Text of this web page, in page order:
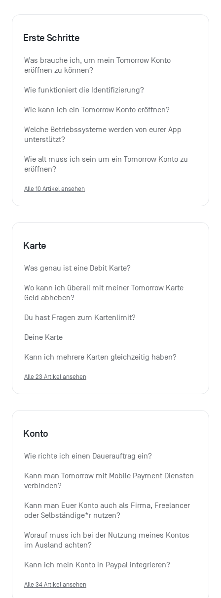
Erste Schritte
Was brauche ich, um mein Tomorrow Konto
eröffnen zu können?
Wie funktioniert die Identifizierung?
Wie kann ich ein Tomorrow Konto eröffnen?
Welche Betriebssysteme werden von eurer App
unterstützt?
Wie alt muss ich sein um ein Tomorrow Konto zu
eröffnen?
Alle 10 Artikel ansehen
Karte
Was genau ist eine Debit Karte?
Wo kann ich überall mit meiner Tomorrow Karte
Geld abheben?
Du hast Fragen zum Kartenlimit?
Deine Karte
Kann ich mehrere Karten gleichzeitig haben?
Alle 23 Artikel ansehen
Konto
Wie richte ich einen Dauerauftrag ein?
Kann man Tomorrow mit Mobile Payment Diensten
verbinden?
Kann man Euer Konto auch als Firma, Freelancer
oder Selbständige*r nutzen?
Worauf muss ich bei der Nutzung meines Kontos
im Ausland achten?
Kann ich mein Konto in Paypal integrieren?
Alle 34 Artikel ansehen